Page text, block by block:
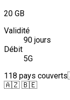
20 GB
Validité
90 jours
Débit
5G
118 pays couverts
🇦🇿 🇧🇪